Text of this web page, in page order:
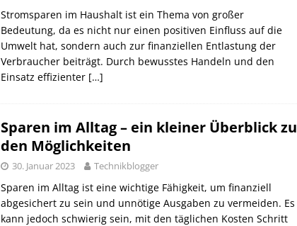
Stromsparen im Haushalt ist ein Thema von großer
Bedeutung, da es nicht nur einen positiven Einfluss auf die
Umwelt hat, sondern auch zur finanziellen Entlastung der
Verbraucher beiträgt. Durch bewusstes Handeln und den
Einsatz effizienter […]
Sparen im Alltag – ein kleiner Überblick zu
den Möglichkeiten
30. Januar 2023 Technikblogger
Sparen im Alltag ist eine wichtige Fähigkeit, um finanziell
abgesichert zu sein und unnötige Ausgaben zu vermeiden. Es
kann jedoch schwierig sein, mit den täglichen Kosten Schritt